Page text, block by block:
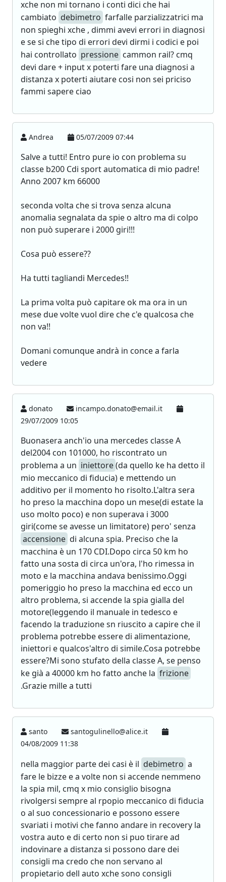
xche non mi tornano i conti dici che hai
cambiato debimetro farfalle parzializzatrici ma
non spieghi xche , dimmi avevi errori in diagnosi
e se si che tipo di errori devi dirmi i codici e poi
hai controllato pressione cammon rail? cmq
devi dare + input x poterti fare una diagnosi a
distanza x poterti aiutare cosi non sei priciso
fammi sapere ciao
Andrea 05/07/2009 07:44
Salve a tutti! Entro pure io con problema su
classe b200 Cdi sport automatica di mio padre!
Anno 2007 km 66000
seconda volta che si trova senza alcuna
anomalia segnalata da spie o altro ma di colpo
non può superare i 2000 giri!!!
Cosa può essere??
Ha tutti tagliandi Mercedes!!
La prima volta può capitare ok ma ora in un
mese due volte vuol dire che c'e qualcosa che
non va!!
Domani comunque andrà in conce a farla
vedere
donato
incampo.donato@email.it
29/07/2009 10:05
Buonasera anch'io una mercedes classe A
del2004 con 101000, ho riscontrato un
problema a un iniettore(da quello ke ha detto il
mio meccanico di fiducia) e mettendo un
additivo per il momento ho risolto.L'altra sera
ho preso la macchina dopo un mese(di estate la
uso molto poco) e non superava i 3000
giri(come se avesse un limitatore) pero' senza
accensione di alcuna spia. Preciso che la
macchina è un 170 CDI.Dopo circa 50 km ho
fatto una sosta di circa un'ora, l'ho rimessa in
moto e la macchina andava benissimo.Oggi
pomeriggio ho preso la macchina ed ecco un
altro problema, si accende la spia gialla del
motore(leggendo il manuale in tedesco e
facendo la traduzione sn riuscito a capire che il
problema potrebbe essere di alimentazione,
iniettori e qualcos'altro di simile.Cosa potrebbe
essere?Mi sono stufato della classe A, se penso
ke già a 40000 km ho fatto anche la frizione
.Grazie mille a tutti
santo
santogulinello@alice.it
04/08/2009 11:38
nella maggior parte dei casi è il debimetro a
fare le bizze e a volte non si accende nemmeno
la spia mil, cmq x mio consiglio bisogna
rivolgersi sempre al rpopio meccanico di fiducia
o al suo concessionario e possono essere
svariati i motivi che fanno andare in recovery la
vostra auto e di certo non si puo tirare ad
indovinare a distanza si possono dare dei
consigli ma credo che non servano al
propietario dell auto xche sono consigli